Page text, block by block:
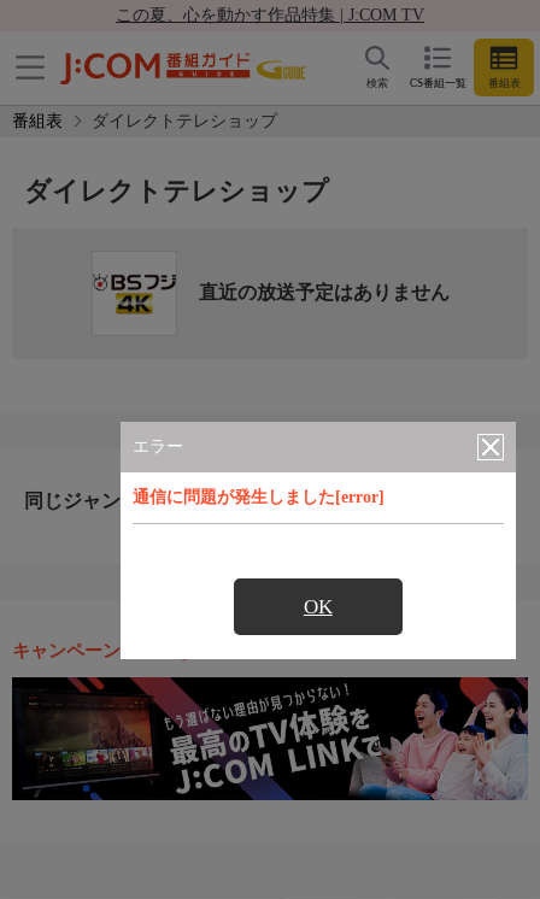
この夏、心を動かす作品特集 | J:COM TV
CS番組一覧 番組表
検索
番組表 ダイレクトテレショップ
エラー
通信に問題が発生しました[error]
OK
ダイレクトテレショップ
直近の放送予定はありません
同じジャンルのおすすめ番組
キャンペーン・お得な情報